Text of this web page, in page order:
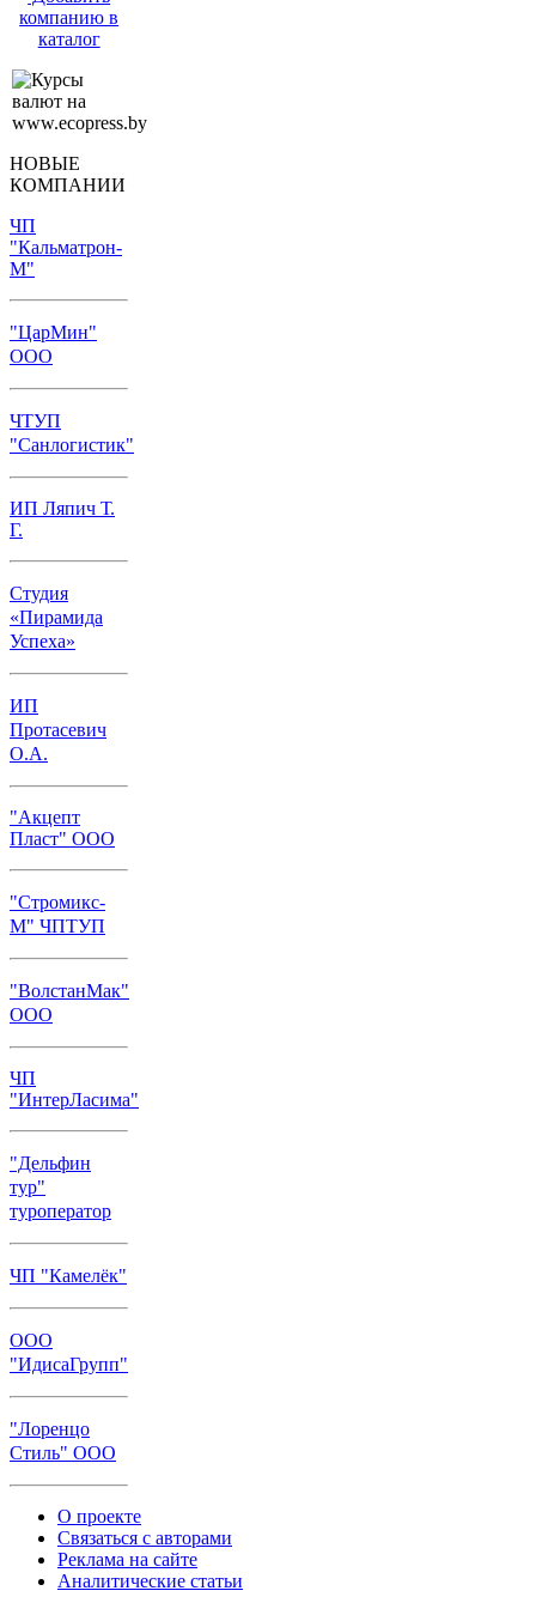
компанию в
каталог
НОВЫЕ
КОМПАНИИ
ЧП
"Кальматрон-
М"
"ЦарМин"
ООО
ЧТУП
"Санлогистик"
ИП Ляпич Т.
Г.
Студия
«Пирамида
Успеха»
ИП
Протасевич
О.А.
"Акцепт
Пласт" ООО
"Стромикс-
М" ЧПТУП
"ВолстанМак"
ООО
ЧП
"ИнтерЛасима"
"Дельфин
тур"
туроператор
ЧП "Камелёк"
ООО
"ИдисаГрупп"
"Лоренцо
Стиль" ООО
О проекте
Связаться с авторами
Реклама на сайте
Аналитические статьи